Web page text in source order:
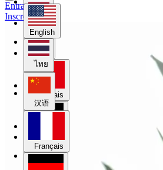
ไทย
汉语
Français
हिन्दी
English
ไทย
汉语
Français
Entrar
Inscrever-se